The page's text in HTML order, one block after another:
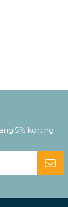
5% korting!